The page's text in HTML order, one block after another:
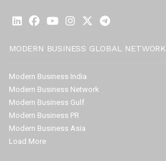
MODERN BUSINESS GLOBAL NETWORK
Modern Business India
Modern Business Network
Modern Business Gulf
Modern Business PR
Modern Business Asia
Load More